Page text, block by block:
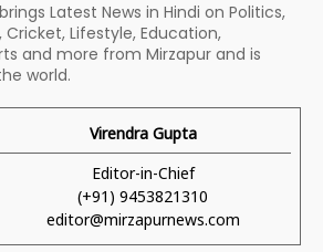
brings Latest News in Hindi on Politics,
Cricket, Lifestyle, Education,
and more from Mirzapur and is
world.
Virendra Gupta
Editor-in-Chief
(+91) 9453821310
editor@mirzapurnews.com